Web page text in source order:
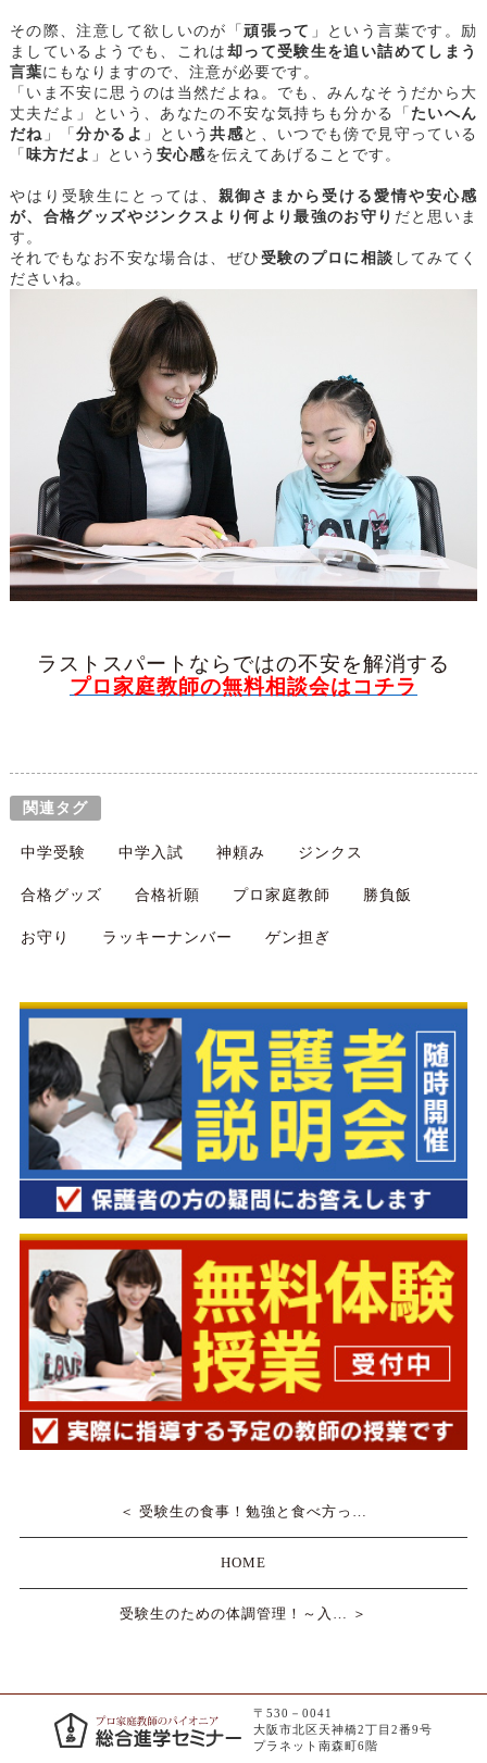
その際、注意して欲しいのが「頑張って 」という言葉です。励
ましているようでも、これは 却って受験生を追い詰めてしまう
言葉にもなりますので、注意が必要です。
「いま不安に思うのは当然だよね。でも、みんなそうだから大
丈夫だよ」という、あなたの不安な気持ちも分かる「 たいへん
だね 」「分かるよ 」という共感 と、いつでも傍で見守っている
「 味方だよ 」という 安心感を伝えてあげることです。
やはり受験生にとっては、 親御さまから受ける愛情や安心感
が、合格グッズやジンクスより何より最強のお守り だと思いま
す。
それでもなお不安な場合は、ぜひ 受験のプロに相談 してみてく
ださいね。
ラストスパートならではの不安を解消する
プロ家庭教師の無料相談会はコチラ
関連タグ
中学受験 中学入試 神頼み ジンクス
合格グッズ 合格祈願 プロ家庭教師 勝負飯
お守り ラッキーナンバー ゲン担ぎ
＜ 受験生の食事！勉強と食べ方っ…
HOME
受験生のための体調管理！～入… ＞
〒530－0041
大阪市北区天神橋2丁目2番9号
プラネット南森町6階